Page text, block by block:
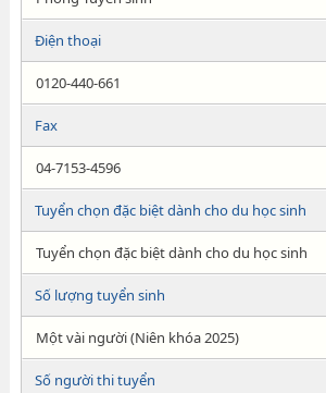
Điện thoại
0120-440-661
Fax
04-7153-4596
Tuyển chọn đặc biệt dành cho du học sinh
Tuyển chọn đặc biệt dành cho du học sinh
Số lượng tuyển sinh
Một vài người (Niên khóa 2025)
Số người thi tuyển